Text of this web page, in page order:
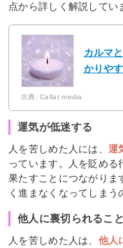
点から詳しく解説してい
カルマ
かりや
出典: Callat media
運気が低迷する
人を苦しめた人には、 運
っています。人を貶め
果たすことにつながりま
く進まなくなってしまう
他人に裏切られるこ
人を苦しめた人は、 他人